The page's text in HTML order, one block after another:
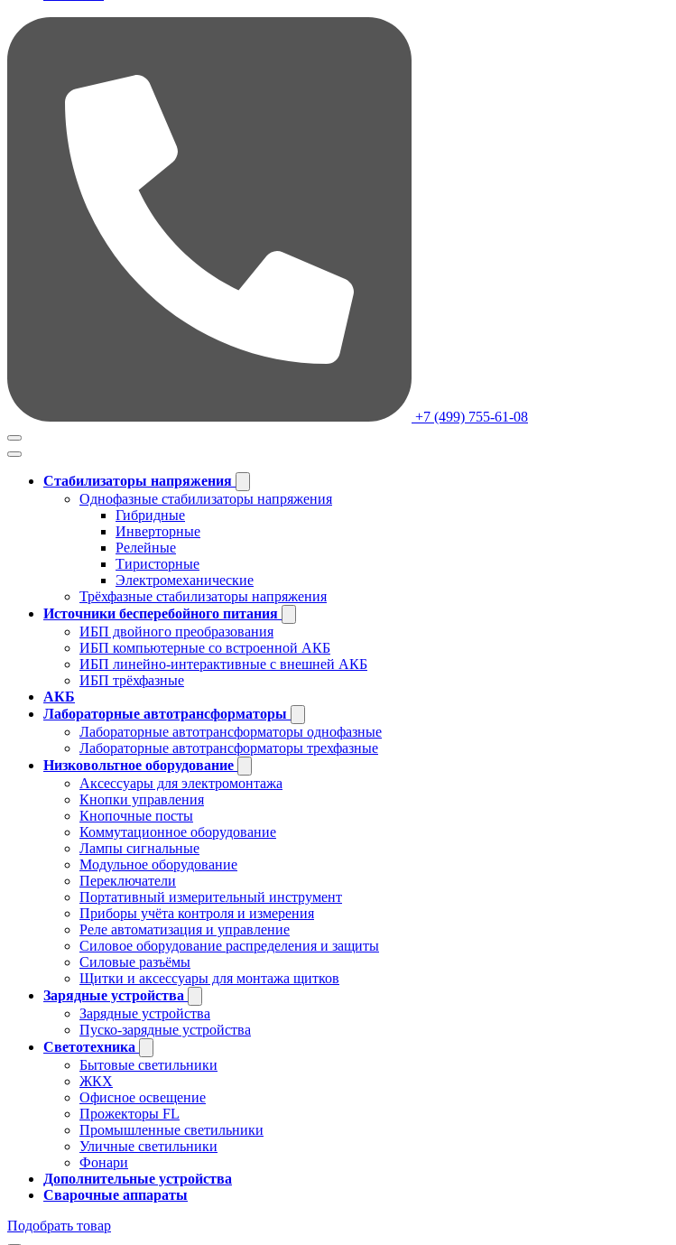
+7 (499) 755-61-08
Стабилизаторы напряжения
Однофазные стабилизаторы напряжения
Гибридные
Инверторные
Релейные
Тиристорные
Электромеханические
Трёхфазные стабилизаторы напряжения
Источники бесперебойного питания
ИБП двойного преобразования
ИБП компьютерные со встроенной АКБ
ИБП линейно-интерактивные с внешней АКБ
ИБП трёхфазные
АКБ
Лабораторные автотрансформаторы
Лабораторные автотрансформаторы однофазные
Лабораторные автотрансформаторы трехфазные
Низковольтное оборудование
Аксессуары для электромонтажа
Кнопки управления
Кнопочные посты
Коммутационное оборудование
Лампы сигнальные
Модульное оборудование
Переключатели
Портативный измерительный инструмент
Приборы учёта контроля и измерения
Реле автоматизация и управление
Силовое оборудование распределения и защиты
Силовые разъёмы
Щитки и аксессуары для монтажа щитков
Зарядные устройства
Зарядные устройства
Пуско-зарядные устройства
Светотехника
Бытовые светильники
ЖКХ
Офисное освещение
Прожекторы FL
Промышленные светильники
Уличные светильники
Фонари
Дополнительные устройства
Сварочные аппараты
Подобрать товар